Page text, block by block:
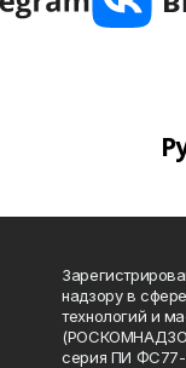
надзору в
технологий и
серия ПИ ФС77-